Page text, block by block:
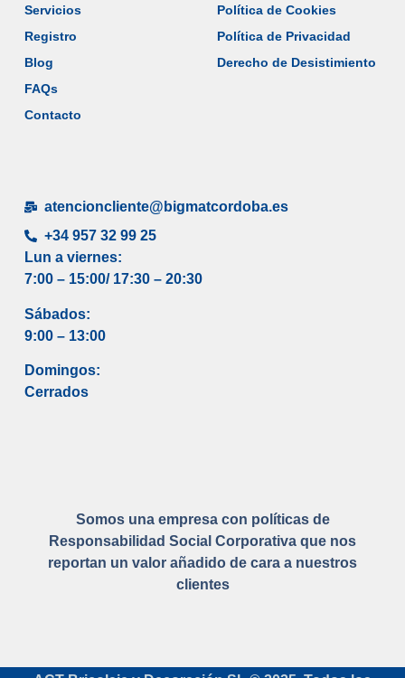
Somos una empresa con políticas de
Responsabilidad Social Corporativa que nos
reportan un valor añadido de cara a nuestros
clientes
Servicios
Registro
Blog
FAQs
Contacto
Política de Cookies
Política de Privacidad
Derecho de Desistimiento
atencioncliente@bigmatcordoba.es
+34 957 32 99 25
Lun a viernes:
7:00 – 15:00/ 17:30 – 20:30
Sábados:
9:00 – 13:00
Domingos:
Cerrados